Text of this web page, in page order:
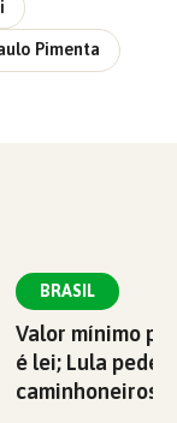
Pimenta
BRASIL
Valor mínimo
é lei; Lula pede
caminhoneiros